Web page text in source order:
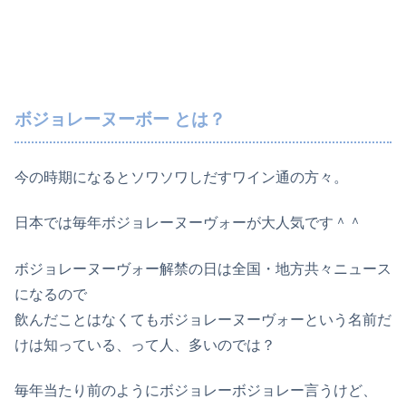
ボジョレーヌーボー とは？
今の時期になるとソワソワしだすワイン通の方々。
日本では毎年ボジョレーヌーヴォーが大人気です＾＾
ボジョレーヌーヴォー解禁の日は全国・地方共々ニュース
になるので
飲んだことはなくてもボジョレーヌーヴォーという名前だ
けは知っている、って人、多いのでは？
毎年当たり前のようにボジョレーボジョレー言うけど、